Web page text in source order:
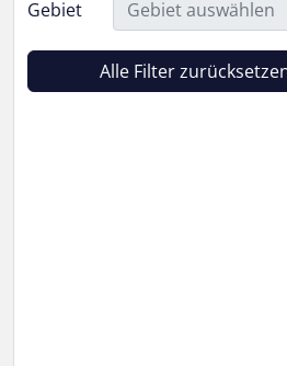
Gebiet Gebiet auswählen
Alle Filter